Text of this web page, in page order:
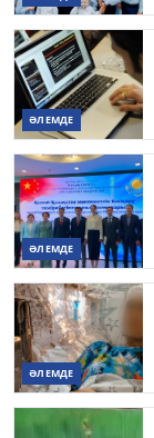
ӘЛЕМДЕ
ӘЛЕМДЕ
ӘЛЕМДЕ